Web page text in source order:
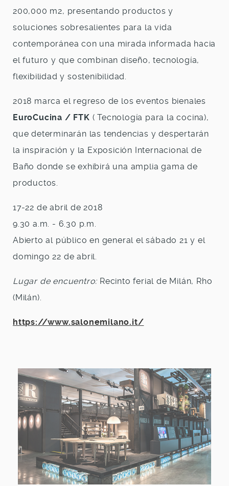
200,000 m2, presentando productos y
soluciones sobresalientes para la vida
contemporánea con una mirada informada hacia
el futuro y que combinan diseño, tecnología,
flexibilidad y sostenibilidad.
2018 marca el regreso de los eventos bienales
EuroCucina / FTK ( Tecnología para la cocina),
que determinarán las tendencias y despertarán
la inspiración y la Exposición Internacional de
Baño donde se exhibirá una amplia gama de
productos.
17-22 de abril de 2018
9.30 a.m. - 6.30 p.m.
Abierto al público en general el sábado 21 y el
domingo 22 de abril.
Lugar de encuentro: Recinto ferial de Milán, Rho
(Milán).
https://www.salonemilano.it/